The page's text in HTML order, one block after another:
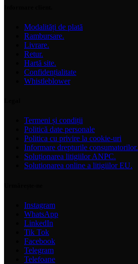
Modalități de plată
Rambursare.
Livrare.
Retur.
Hartă site.
Confidențialitate
Whistleblower
Termeni și condiții
Politică date personale
Politica cu privire la cookie-uri
Informare drepturile consumatorilor.
Soluționarea litigiilor ANPC.
Solutionarea online a litigiilor EU.
Instagram
WhatsApp
LinkedIn
Tik Tok
Facebook
Telegram
Telefoane